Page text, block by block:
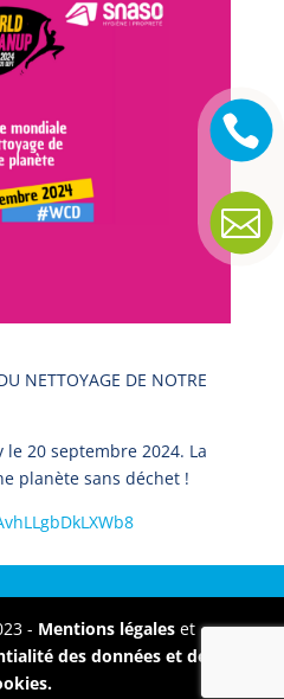


NETTOYAGE DE NOTRE
le 20 septembre 2024. La
planète sans déchet !
- Mentions légaleset
des données et de